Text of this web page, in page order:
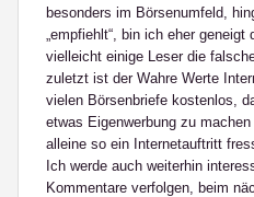
besonders im Börsenumfeld,
„empfiehlt“, bin ich eher
vielleicht einige Leser die
zuletzt ist der Wahre Werte
vielen Börsenbriefe kostenlos,
etwas Eigenwerbung zu
alleine so ein Internetauftritt
Ich werde auch weiterhin
Kommentare verfolgen, beim